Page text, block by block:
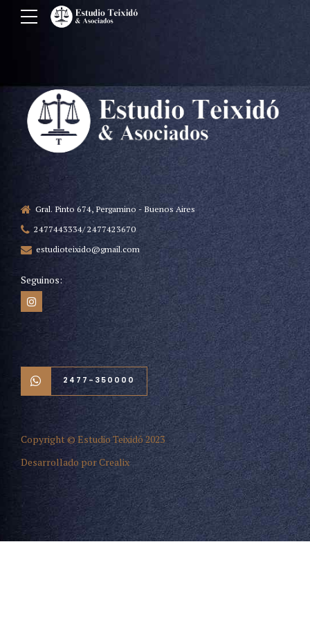
Gral. Pinto 674, Pergamino - Buenos Aires
2477443334/ 2477423670
estudioteixido@gmail.com
Seguinos:
2477-350000
Copyright © Estudio Teixidó 2023
Desarrollado por Crealix